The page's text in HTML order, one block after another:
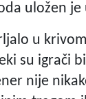
uložen je
u
su igrači
nije